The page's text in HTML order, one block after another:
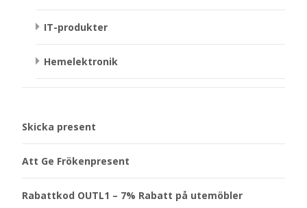
IT-produkter
Hemelektronik
Skicka present
Att Ge Frökenpresent
Rabattkod OUTL1 – 7% Rabatt på utemöbler